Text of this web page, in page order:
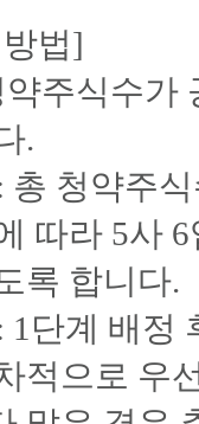
법]
주식수가
.
총 청약주
따라 5사
록 합니다.
1단계 배정
적으로 우